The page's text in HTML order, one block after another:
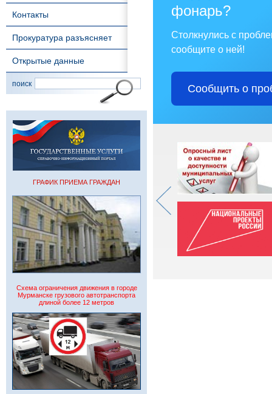
Контакты
Прокуратура разъясняет
Открытые данные
поиск
ГРАФИК ПРИЕМА ГРАЖДАН
Схема ограничения движения в городе
Мурманске грузового автотранспорта
длиной более 12 метров
фонарь?
Столкнулись с
сообщите о ней!
Сообщить о